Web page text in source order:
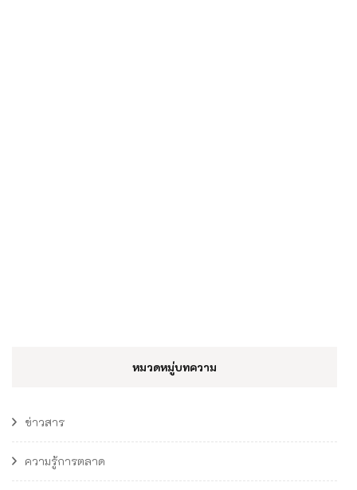
หมวดหมู่บทความ
ข่าวสาร
ความรู้การตลาด